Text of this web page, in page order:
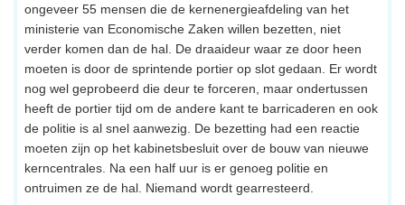
ongeveer 55 mensen die de kernenergieafdeling van het
ministerie van Economische Zaken willen bezetten, niet
verder komen dan de hal. De draaideur waar ze door heen
moeten is door de sprintende portier op slot gedaan. Er wordt
nog wel geprobeerd die deur te forceren, maar ondertussen
heeft de portier tijd om de andere kant te barricaderen en ook
de politie is al snel aanwezig. De bezetting had een reactie
moeten zijn op het kabinetsbesluit over de bouw van nieuwe
kerncentrales. Na een half uur is er genoeg politie en
ontruimen ze de hal. Niemand wordt gearresteerd.